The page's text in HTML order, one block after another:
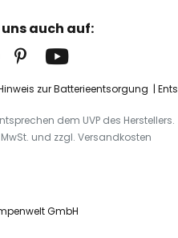
auch auf:
zur Batterieentsorgung
dem UVP des Herstellers.
MwSt. und zzgl. Versandkosten
GmbH